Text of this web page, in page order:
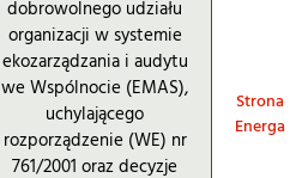
dobrowolnego udziału
organizacji w systemie
ekozarządzania i audytu
we Wspólnocie (EMAS),
uchylającego
rozporządzenie (WE) nr
761/2001 oraz decyzje
Strona
Energa